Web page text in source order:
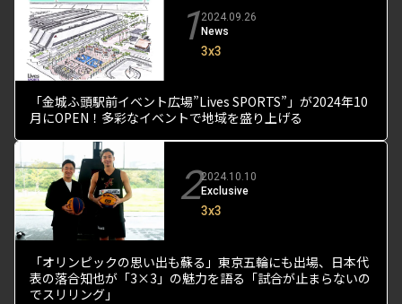
12024.09.26
News
3x3
「金城ふ頭駅前イベント広場”Lives SPORTS”」が2024年10
月にOPEN！多彩なイベントで地域を盛り上げる
22024.10.10
Exclusive
3x3
「オリンピックの思い出も蘇る」東京五輪にも出場、日本代
表の落合知也が「3×3」の魅力を語る「試合が止まらないの
でスリリング」